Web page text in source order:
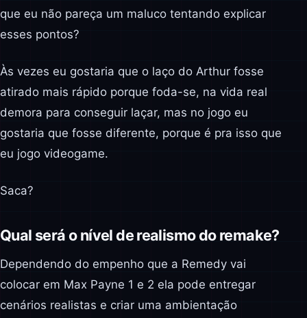
que eu não pareça um maluco tentando explicar
esses pontos?
Às vezes eu gostaria que o laço do Arthur fosse
atirado mais rápido porque foda-se, na vida real
demora para conseguir laçar, mas no jogo eu
gostaria que fosse diferente, porque é pra isso que
eu jogo videogame.
Saca?
Qual será o nível de realismo do remake?
Dependendo do empenho que a Remedy vai
colocar em Max Payne 1 e 2 ela pode entregar
cenários realistas e criar uma ambientação